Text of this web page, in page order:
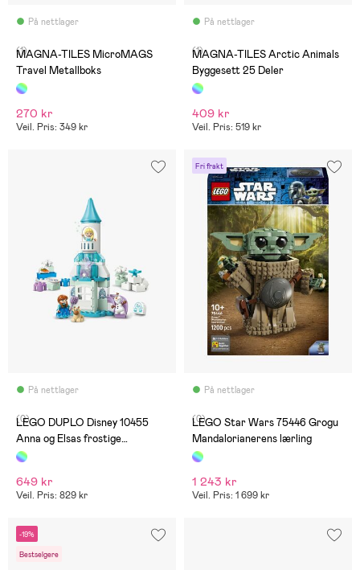
På nettlager
(1)
MAGNA-TILES MicroMAGS
Travel Metallboks
270 kr
Veil. Pris: 349 kr
På nettlager
(1)
MAGNA-TILES Arctic Animals
Byggesett 25 Deler
409 kr
Veil. Pris: 519 kr
På nettlager
(0)
LEGO DUPLO Disney 10455
Anna og Elsas frostige
slottsfest
649 kr
Veil. Pris: 829 kr
Fri frakt
På nettlager
(0)
LEGO Star Wars 75446 Grogu
Mandalorianerens lærling
1 243 kr
Veil. Pris: 1 699 kr
-19%
Bestselgere